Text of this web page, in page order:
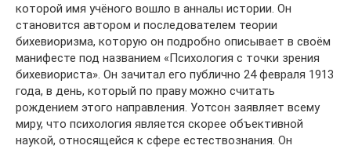
которой имя учёного вошло в анналы истории. Он
становится автором и последователем теории
бихевиоризма, которую он подробно описывает в своём
манифесте под названием «Психология с точки зрения
бихевиориста». Он зачитал его публично 24 февраля 1913
года, в день, который по праву можно считать
рождением этого направления. Уотсон заявляет всему
миру, что психология является скорее объективной
наукой, относящейся к сфере естествознания. Он